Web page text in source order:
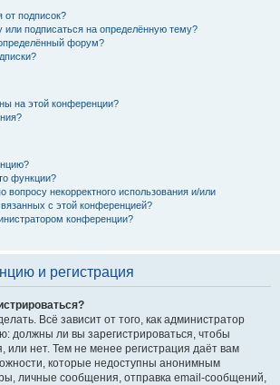
от подписок?
или подписаться на определённую тему?
форум?
на этой конференции?
функции?
вопросу некорректного использования и/или
с этой конференцией?
конференции?
и регистрация
Всё зависит от того, как администратор
должны ли вы зарегистрироваться, чтобы
нет. Тем не менее регистрация даёт вам
которые недоступны анонимным
личные сообщения, отправка email-сообщений,